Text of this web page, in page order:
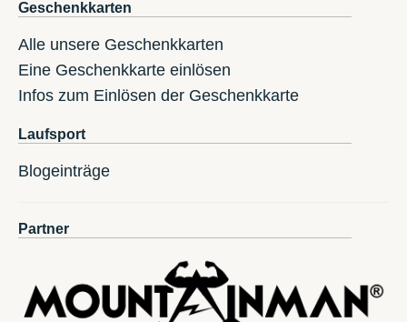
Geschenkkarten
Alle unsere Geschenkkarten
Eine Geschenkkarte einlösen
Infos zum Einlösen der Geschenkkarte
Laufsport
Blogeinträge
Partner